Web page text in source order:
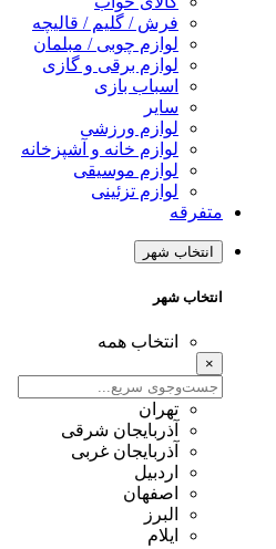
فرش / گلیم / قالیچه
لوازم چوبی / مبلمان
لوازم برقی و گازی
اسباب بازی
سایر
لوازم ورزشی
لوازم خانه و آشپزخانه
لوازم موسیقی
لوازم تزئینی
متفرقه
انتخاب شهر
انتخاب شهر
انتخاب همه
×
تهران
آذربایجان شرقی
آذربایجان غربی
اردبیل
اصفهان
البرز
ایلام